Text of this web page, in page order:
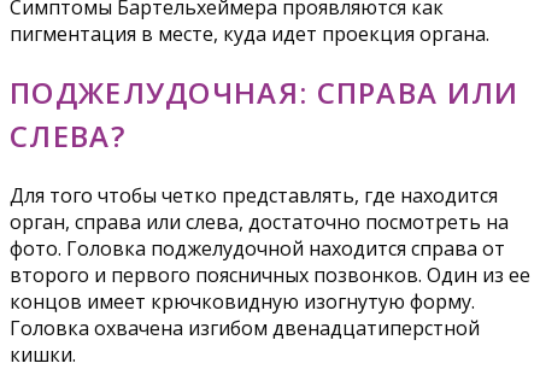
Симптомы Бартельхеймера проявляются как
пигментация в месте, куда идет проекция органа.
ПОДЖЕЛУДОЧНАЯ: СПРАВА ИЛИ
СЛЕВА?
Для того чтобы четко представлять, где находится
орган, справа или слева, достаточно посмотреть на
фото. Головка поджелудочной находится справа от
второго и первого поясничных позвонков. Один из ее
концов имеет крючковидную изогнутую форму.
Головка охвачена изгибом двенадцатиперстной
кишки.